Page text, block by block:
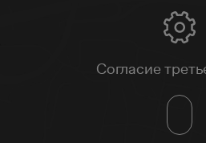
Согласие